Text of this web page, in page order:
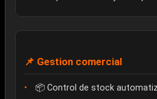
📌 Gestion comercial
📦 Control de stock